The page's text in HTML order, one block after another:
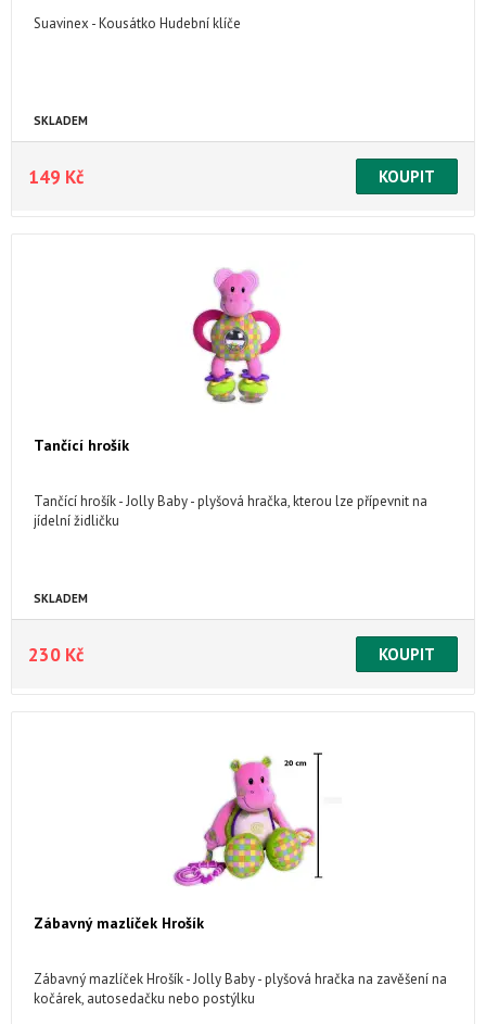
Suavinex - Kousátko Hudební klíče
SKLADEM
149 Kč
Tančící hrošík
Tančící hrošík - Jolly Baby - plyšová hračka, kterou lze přípevnit na
jídelní židličku
SKLADEM
230 Kč
Zábavný mazlíček Hrošík
Zábavný mazlíček Hrošík - Jolly Baby - plyšová hračka na zavěšení na
kočárek, autosedačku nebo postýlku